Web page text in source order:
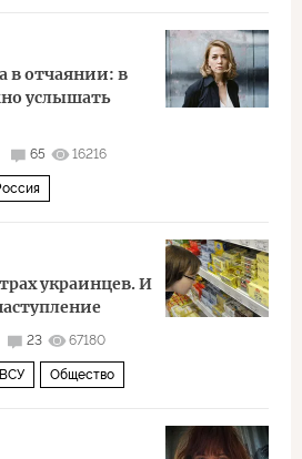
в отчаянии: в
услышать
65 16216
украинцев. И
23 67180
ВСУ Общество